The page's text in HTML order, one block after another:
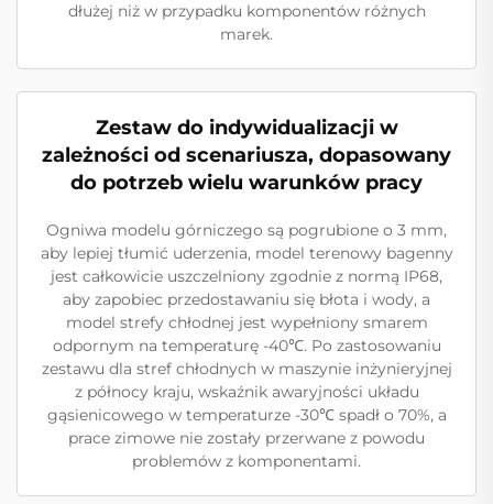
dłużej niż w przypadku komponentów różnych
marek.
Zestaw do indywidualizacji w
zależności od scenariusza, dopasowany
do potrzeb wielu warunków pracy
Ogniwa modelu górniczego są pogrubione o 3 mm,
aby lepiej tłumić uderzenia, model terenowy bagenny
jest całkowicie uszczelniony zgodnie z normą IP68,
aby zapobiec przedostawaniu się błota i wody, a
model strefy chłodnej jest wypełniony smarem
odpornym na temperaturę -40℃. Po zastosowaniu
zestawu dla stref chłodnych w maszynie inżynieryjnej
z północy kraju, wskaźnik awaryjności układu
gąsienicowego w temperaturze -30℃ spadł o 70%, a
prace zimowe nie zostały przerwane z powodu
problemów z komponentami.